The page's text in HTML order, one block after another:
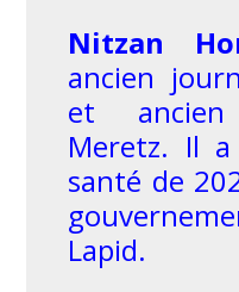
Nitzan
ancien
et
Meretz. Il
santé de
Lapid.